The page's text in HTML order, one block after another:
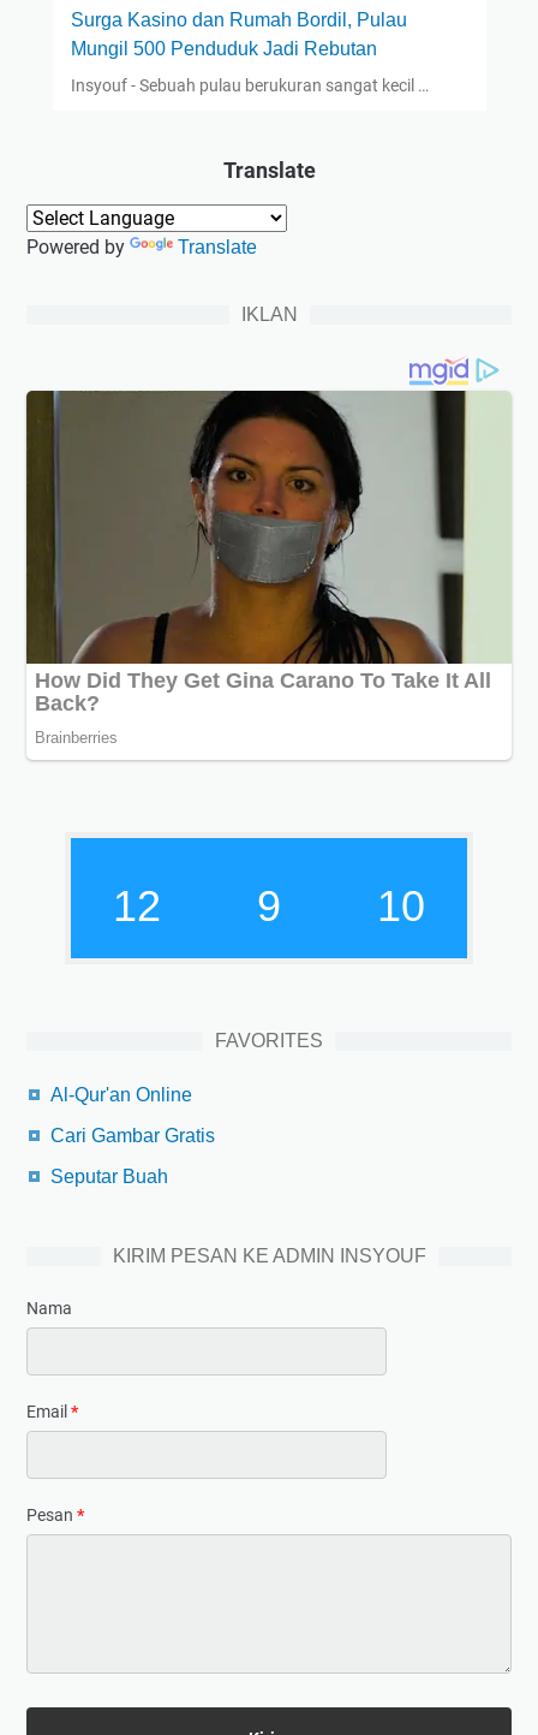
Surga Kasino dan Rumah Bordil, Pulau
Mungil 500 Penduduk Jadi Rebutan
Insyouf - Sebuah pulau berukuran sangat kecil …
Translate
Powered by Translate
IKLAN
12 9 11
FAVORITES
Al-Qur'an Online
Cari Gambar Gratis
Seputar Buah
KIRIM PESAN KE ADMIN INSYOUF
Nama
Email *
Pesan *